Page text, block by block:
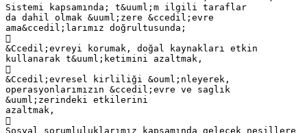
Sistemi kapsamında; t&uuml;m ilgili taraflar
da dahil olmak &uuml;zere &ccedil;evre
ama&ccedil;larımız doğrultusunda;

&Ccedil;evreyi korumak, doğal kaynakları etkin
kullanarak t&uuml;ketimini azaltmak,

&Ccedil;evresel kirliliği &ouml;nleyerek,
operasyonlarımızın &ccedil;evre ve saglık
&uuml;zerindeki etkilerini
azaltmak,

Sosyal sorumluluklarımız kapsamında gelecek nesillere